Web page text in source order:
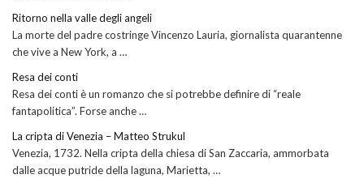
Ritorno nella valle degli angeli
La morte del padre costringe Vincenzo Lauria, giornalista quarantenne
che vive a New York, a …
Resa dei conti
Resa dei conti è un romanzo che si potrebbe definire di “reale
fantapolitica”. Forse anche …
La cripta di Venezia – Matteo Strukul
Venezia, 1732. Nella cripta della chiesa di San Zaccaria, ammorbata
dalle acque putride della laguna, Marietta, …